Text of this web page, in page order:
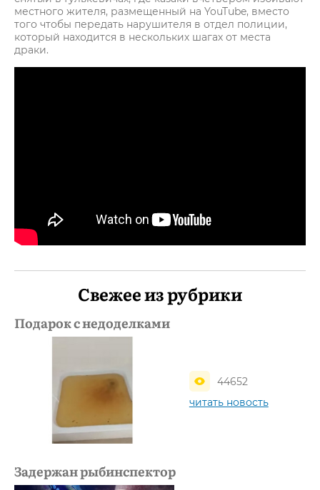
местного жителя, размещенный на YouTube, вместо
того чтобы передать нарушителя в отдел полиции,
который находится в нескольких шагах от места
драки.
Свежее из рубрики
Подарок с недоделками
44652
читать новость
Задержан рыбинспектор